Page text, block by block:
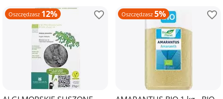
Oszczędzasz 12% Oszczędzasz 5%